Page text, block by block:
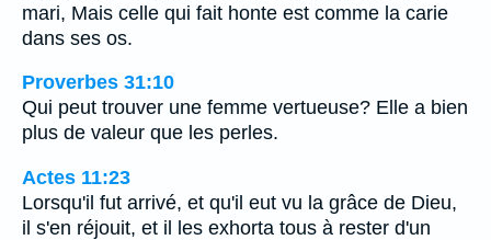
mari, Mais celle qui fait honte est comme la carie
dans ses os.
Proverbes 31:10
Qui peut trouver une femme vertueuse? Elle a bien
plus de valeur que les perles.
Actes 11:23
Lorsqu'il fut arrivé, et qu'il eut vu la grâce de Dieu,
il s'en réjouit, et il les exhorta tous à rester d'un